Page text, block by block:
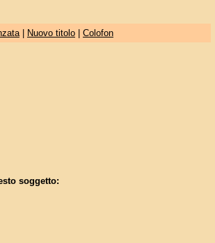
| Nuovo titolo| Colofon
soggetto: